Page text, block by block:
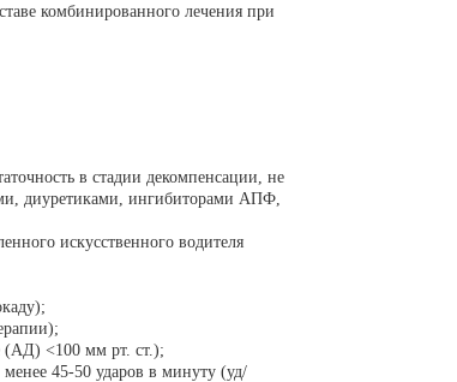
комбинированного лечения при
в стадии декомпенсации, не
диуретиками, ингибиторами АПФ,
искусственного водителя
(АД) <100 мм рт. ст.);
45-50 ударов в минуту (уд/